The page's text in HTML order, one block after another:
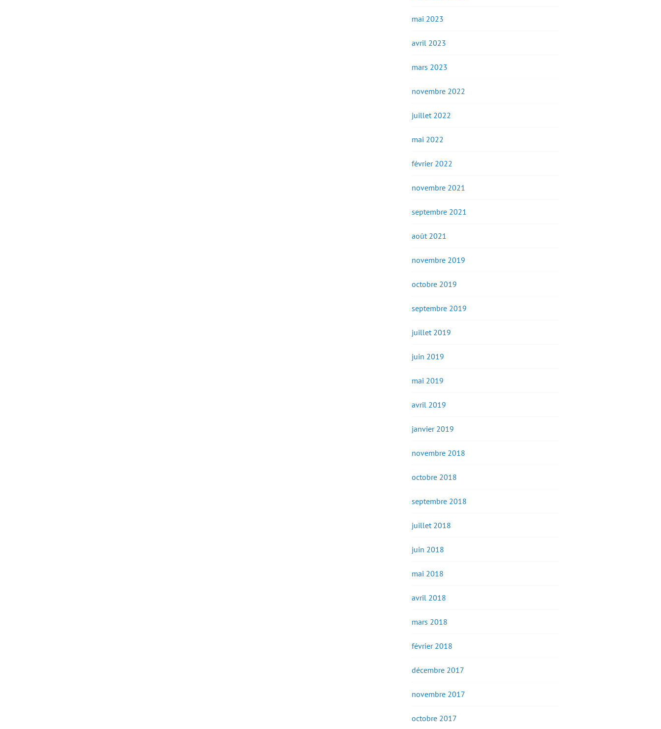
mai 2023
avril 2023
mars 2023
novembre 2022
juillet 2022
mai 2022
février 2022
novembre 2021
septembre 2021
août 2021
novembre 2019
octobre 2019
septembre 2019
juillet 2019
juin 2019
mai 2019
avril 2019
janvier 2019
novembre 2018
octobre 2018
septembre 2018
juillet 2018
juin 2018
mai 2018
avril 2018
mars 2018
février 2018
décembre 2017
novembre 2017
octobre 2017